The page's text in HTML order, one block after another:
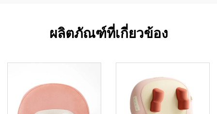
ผลิตภัณฑ์ที่เกี่ยวข้อง